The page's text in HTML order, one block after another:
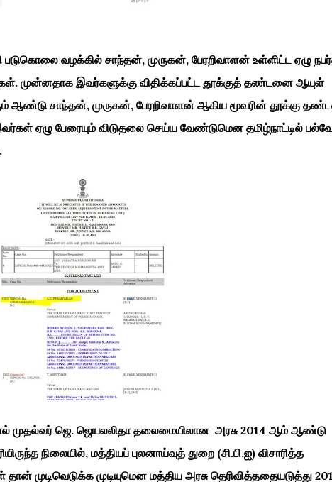
படுகொலை வழக்கில் சாந்தன், முருகன், பேரறிவாளன் உள்ளிட்ட ஏழு
முன்னதாக இவர்களுக்கு விதிக்கப்பட்ட தூக்குத் தண்டனை ஆயுள்
ஆண்டு சாந்தன், முருகன், பேரறிவாளன் ஆகிய மூவரின் தூக்கு
ஏழு பேரையும் விடுதலை செய்ய வேண்டுமென தமிழ்நாட்டில்
முதல்வர் ஜெ. ஜெயலலிதா தலைமையிலான அரசு 2014 ஆம் ஆண்டு
நிலையில், மத்தியப் புலனாய்வுத் துறை (சி.பி.ஐ) விசாரித்த
முடிவெடுக்க முடியுமென மத்திய அரசு தெரிவித்ததையடுத்து